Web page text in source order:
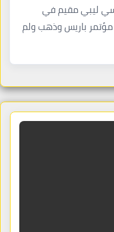
ليبي مقيم في
مؤتمر باريس وذهب ولم